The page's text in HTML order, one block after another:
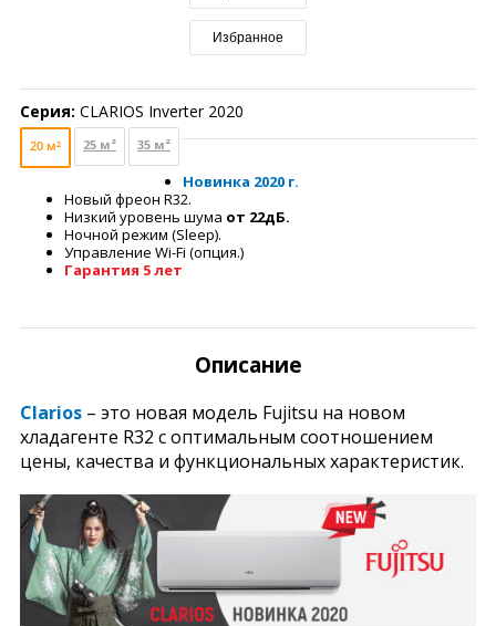
Избранное
Серия: CLARIOS Inverter 2020
20 м² 25 м² 35 м²
Новинка 2020 г.
Новый фреон R32.
Низкий уровень шума от 22дБ.
Ночной режим (Sleep).
Управление Wi-Fi (опция.)
Гарантия 5 лет
Описание
Clarios – это новая модель Fujitsu на новом
хладагенте R32 с оптимальным соотношением
цены, качества и функциональных характеристик.